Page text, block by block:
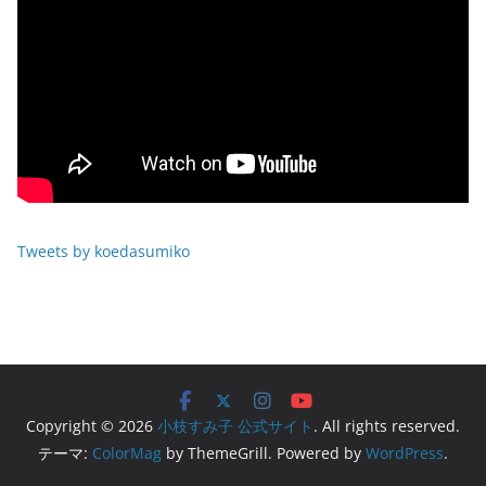
Tweets by koedasumiko
Copyright © 2026 小枝すみ子 公式サイト . All rights reserved.
テーマ: ColorMag by ThemeGrill. Powered by WordPress.